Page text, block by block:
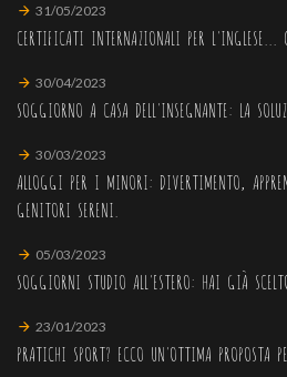
31/05/2023
CERTIFICATI INTERNAZIONALI PER L'INGLESE...
30/04/2023
SOGGIORNO A CASA DELL'INSEGNANTE: LA
30/03/2023
ALLOGGI PER I MINORI: DIVERTIMENTO,
GENITORI SERENI.
05/03/2023
SOGGIORNI STUDIO ALL'ESTERO: HAI GIÀ
23/01/2023
PRATICHI SPORT? ECCO UN'OTTIMA PROPOSTA